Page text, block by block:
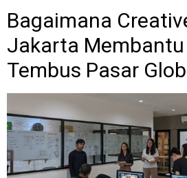
Bagaimana
Jakarta Membantu
Tembus Pasar